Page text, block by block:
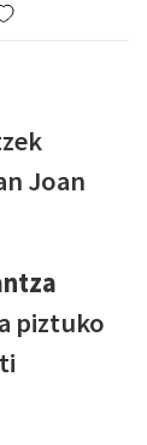
Joan
piztuko